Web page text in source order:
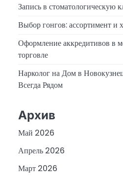
Запись в стоматологическую
Выбор гонгов: ассортимент и
Оформление аккредитивов в
торговле
Нарколог на Дом в
Всегда Рядом
Архив
Май 2026
Апрель 2026
Март 2026